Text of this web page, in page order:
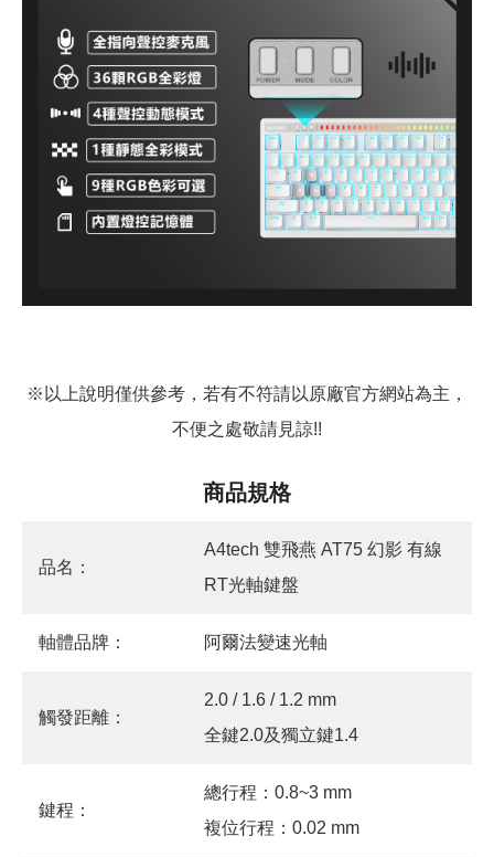
※以上說明僅供參考，若有不符請以原廠官方網站為主，
不便之處敬請見諒!!
商品規格
品名：
A4tech 雙飛燕 AT75 幻影 有線
RT光軸鍵盤
軸體品牌： 阿爾法變速光軸
觸發距離：
2.0 / 1.6 / 1.2 mm
全鍵2.0及獨立鍵1.4
鍵程：
總行程：0.8~3 mm
複位行程：0.02 mm